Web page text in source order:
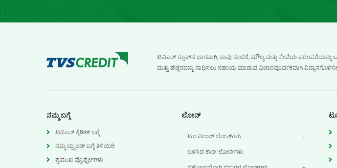
ಟಿವಿಎಸ್ ಗ್ರೂಪ್‌ನ ಭಾಗವಾಗಿ, ನಾವು ನಂಬಿಕೆ, ಮೌಲ್ಯ ಮತ್ತು ಸೇವೆಯ ಪರಂಪರೆಯನ್ನು
ಮತ್ತು ಹೆಚ್ಚಿನದನ್ನು ಸಾಧಿಸಲು ಸಹಾಯ ಮಾಡುವ ವಿಚಾರಪೂರ್ವಕವಾಗಿ
ನಮ್ಮ ಬಗ್ಗೆ
ಟಿವಿಎಸ್ ಕ್ರೆಡಿಟ್ ಬಗ್ಗೆ
ನಮ್ಮ ಬ್ರ್ಯಾಂಡ್ ಬಗ್ಗೆ ತಿಳಿಯಿರಿ
ಪ್ರಮುಖ ಪ್ರೊಫೈಲ್‌ಗಳು
ಲೋನ್‌
ಟೂ ವೀಲರ್ ಲೋನ್‌ಗಳು
ಬಳಸಿದ ಕಾರ್ ಲೋನ್‌ಗಳು